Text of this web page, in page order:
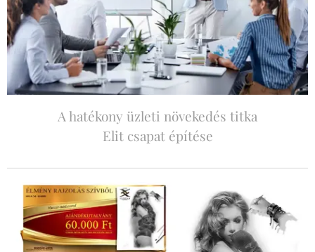
A hatékony üzleti növekedés titka
Elit csapat építése